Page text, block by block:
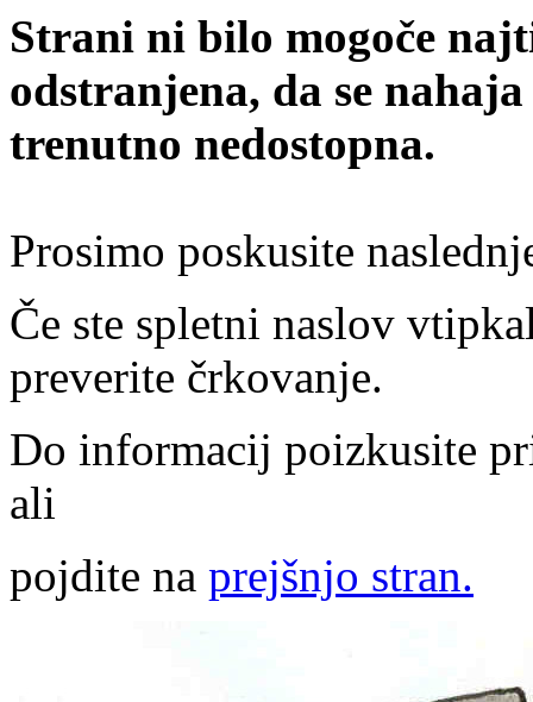
Strani ni bilo mogoče
odstranjena, da se
trenutno nedostopna.
Prosimo poskusite
Če ste spletni naslov
preverite črkovanje.
Do informacij poizkusite
ali
pojdite na prejšnjo stran.